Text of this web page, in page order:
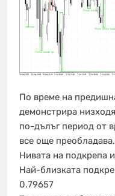
По време на
демонстрира
по-дълъг период от
все още преобладава.
Нивата на подкрепа
Най-близката
0.79657